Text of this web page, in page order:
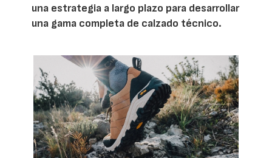
una estrategia a largo plazo para desarrollar
una gama completa de calzado técnico.